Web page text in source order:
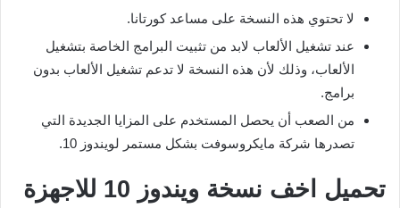
لا تحتوي هذه النسخة على مساعد كورتانا.
عند تشغيل الألعاب لابد من تثبيت البرامج الخاصة بتشغيل
الألعاب، وذلك لأن هذه النسخة لا تدعم تشغيل الألعاب بدون
برامج.
من الصعب أن يحصل المستخدم على المزايا الجديدة التي
تصدرها شركة مايكروسوفت بشكل مستمر لويندوز 10.
تحميل اخف نسخة ويندوز 10 للاجهزة